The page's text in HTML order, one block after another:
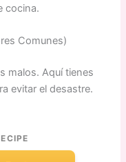
cocina.
Comunes)
malos. Aquí tienes
evitar el desastre.